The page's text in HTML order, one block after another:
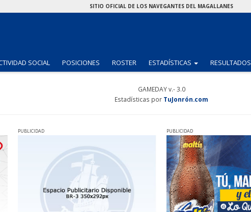
SITIO OFICIAL DE LOS NAVEGANTES DEL MAGALLANES
SOCIAL POSICIONES ROSTER ESTADÍSTICAS (CURRENT)
RESULTADOS
GAMEDAY v.- 3.0
Estadísticas por TuJonrón.com
PUBLICIDAD PUBLICIDAD